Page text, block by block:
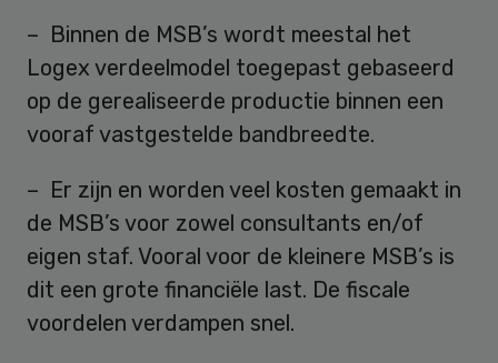
– Binnen de MSB’s wordt meestal het
Logex verdeelmodel toegepast gebaseerd
op de gerealiseerde productie binnen een
vooraf vastgestelde bandbreedte.
– Er zijn en worden veel kosten gemaakt in
de MSB’s voor zowel consultants en/of
eigen staf. Vooral voor de kleinere MSB’s is
dit een grote financiële last. De fiscale
voordelen verdampen snel.